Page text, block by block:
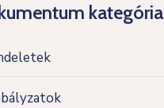
kategória